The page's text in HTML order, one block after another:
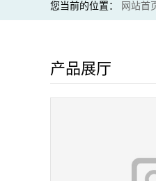
您当前的位置： 网站首
产品展厅